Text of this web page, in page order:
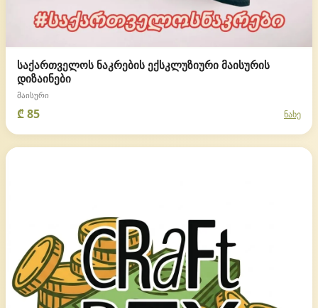
საქართველოს ნაკრების ექსკლუზიური მაისურის
დიზაინები
მაისური
₾ 85 ნახე